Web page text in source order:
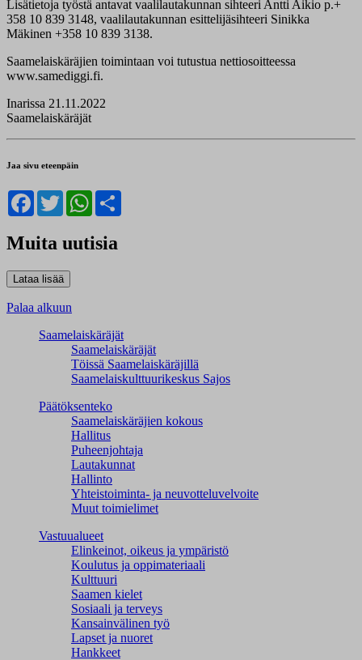
Lisätietoja työstä antavat vaalilautakunnan sihteeri Antti Aikio p.+
358 10 839 3148, vaalilautakunnan esittelijäsihteeri Sinikka
Mäkinen +358 ‭10 839 3138‬‬.‬‬‬‬‬
Saamelaiskäräjien toimintaan voi tutustua nettiosoitteessa
www.samediggi.fi.
Inarissa 21.11.2022
Saamelaiskäräjät
Jaa sivu eteenpäin
Facebook
TwitterWhatsApp
Muita uutisia
Palaa alkuun
Saamelaiskäräjät
Saamelaiskäräjät
Töissä Saamelaiskäräjillä
Saamelaiskulttuuri­keskus Sajos
Päätöksenteko
Saamelaiskäräjien kokous
Hallitus
Puheenjohtaja
Lautakunnat
Hallinto
Yhteistoiminta- ja neuvotteluvelvoite
Muut toimielimet
Vastuualueet
Elinkeinot, oikeus ja ympäristö
Koulutus ja oppimateriaali
Kulttuuri
Saamen kielet
Sosiaali ja terveys
Kansainvälinen työ
Lapset ja nuoret
Hankkeet